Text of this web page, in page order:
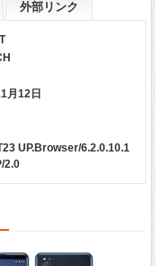
外部リンク
月12日
UP.Browser/6.2.0.10.1
2.0